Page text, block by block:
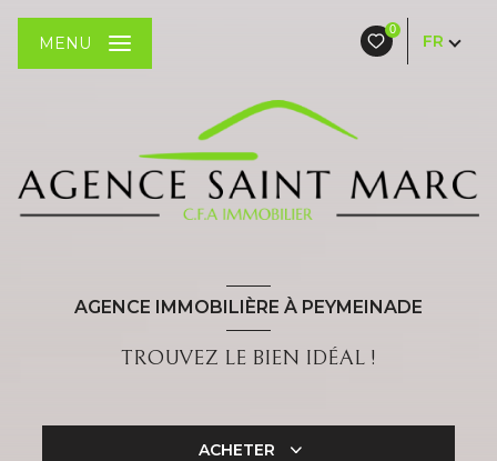
0
FR
MENU
AGENCE IMMOBILIÈRE À PEYMEINADE
TROUVEZ LE BIEN IDÉAL !
ACHETER